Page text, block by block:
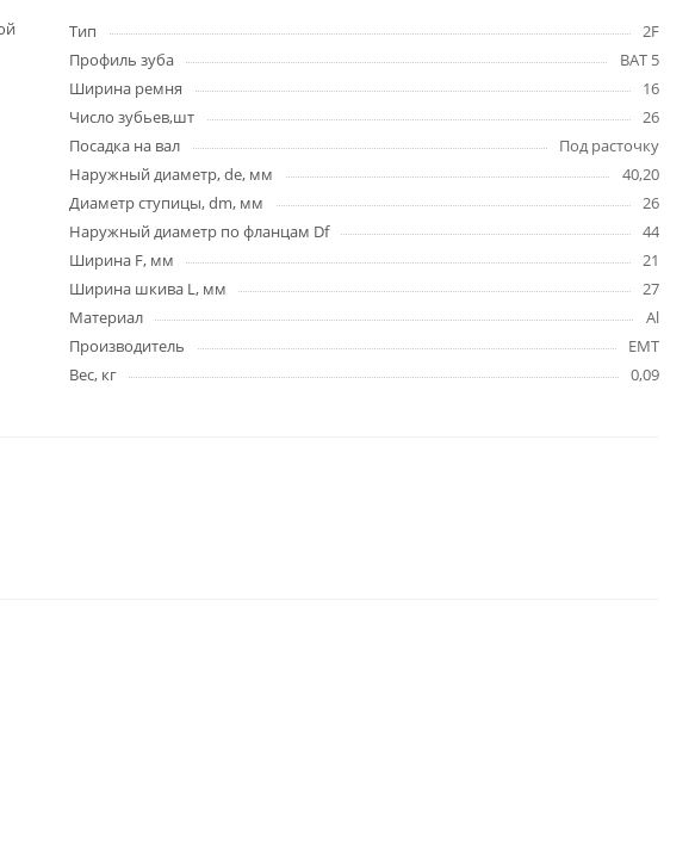
Тип
2F
Профиль зуба
BAT 5
Ширина ремня
16
Число зубьев,шт
26
Посадка на вал
Под расточку
Наружный диаметр, de, мм
40,20
Диаметр ступицы, dm, мм
26
Наружный диаметр по фланцам Df
44
Ширина F, мм
21
Ширина шкива L, мм
27
Материал
Al
Производитель
EMT
Вес, кг
0,09